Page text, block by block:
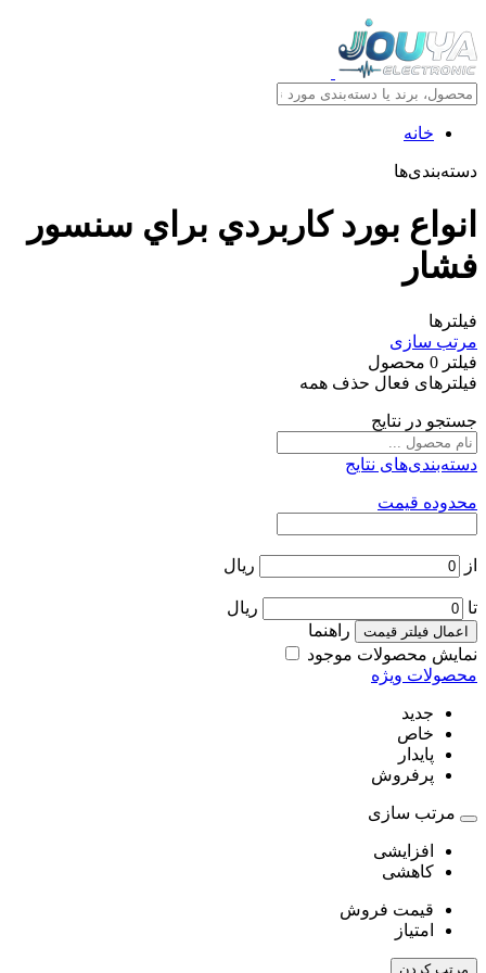
خانه
دسته‌بندی‌ها
انواع بورد کاربردي براي سنسور
فشار
فیلترها
مرتب سازی
فیلتر 0 محصول
فیلترهای فعال حذف همه
جستجو در نتایج
دسته‌بندی‌های نتایج
محدوده قیمت
از ریال
تا ریال
اعمال فیلتر قیمت
راهنما
نمایش محصولات موجود
محصولات ویژه
جدید
خاص
پایدار
پرفروش
مرتب سازی
افزایشی
کاهشی
قیمت فروش
امتیاز
مرتب کردن